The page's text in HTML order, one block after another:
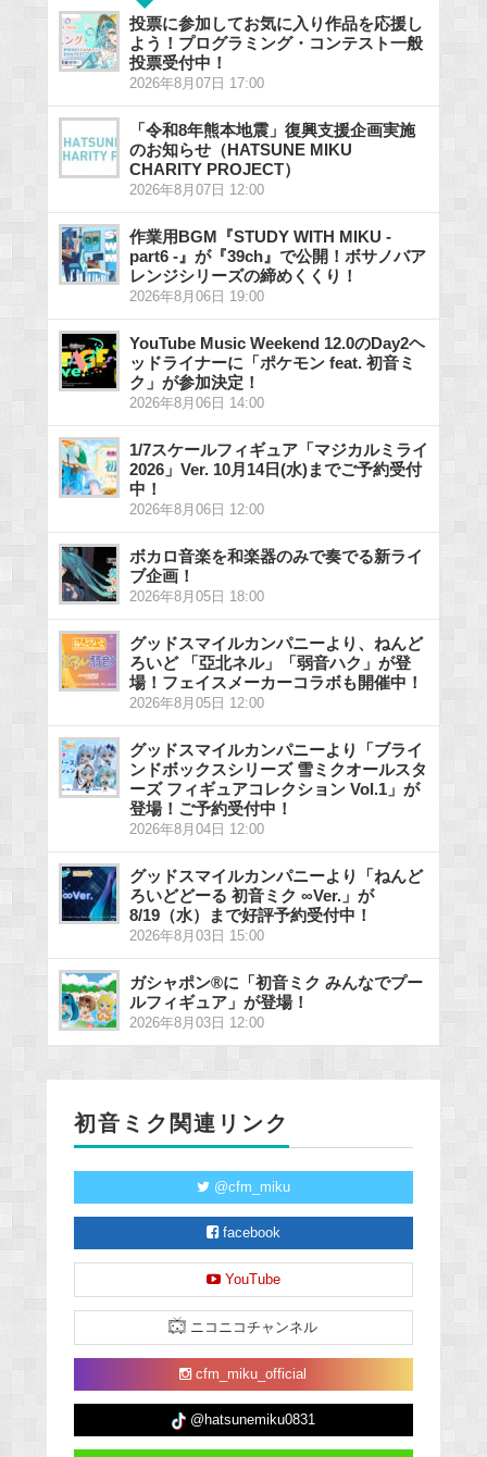
投票に参加してお気に入り作品を応援し
よう！プログラミング・コンテスト一般
投票受付中！
2026年8月07日 17:00
「令和8年熊本地震」復興支援企画実施
のお知らせ（HATSUNE MIKU
CHARITY PROJECT）
2026年8月07日 12:00
作業用BGM『STUDY WITH MIKU -
part6 -』が『39ch』で公開！ボサノバア
レンジシリーズの締めくくり！
2026年8月06日 19:00
YouTube Music Weekend 12.0のDay2ヘ
ッドライナーに「ポケモン feat. 初音ミ
ク」が参加決定！
2026年8月06日 14:00
1/7スケールフィギュア「マジカルミライ
2026」Ver. 10月14日(水)までご予約受付
中！
2026年8月06日 12:00
ボカロ音楽を和楽器のみで奏でる新ライ
ブ企画！
2026年8月05日 18:00
グッドスマイルカンパニーより、ねんど
ろいど 「亞北ネル」「弱音ハク」が登
場！フェイスメーカーコラボも開催中！
2026年8月05日 12:00
グッドスマイルカンパニーより「ブライ
ンドボックスシリーズ 雪ミクオールスタ
ーズ フィギュアコレクション Vol.1」が
登場！ご予約受付中！
2026年8月04日 12:00
グッドスマイルカンパニーより「ねんど
ろいどどーる 初音ミク ∞Ver.」が
8/19（水）まで好評予約受付中！
2026年8月03日 15:00
ガシャポン®に「初音ミク みんなでプー
ルフィギュア」が登場！
2026年8月03日 12:00
初音ミク関連リンク
@cfm_miku
facebook
YouTube
ニコニコチャンネル
cfm_miku_official
@hatsunemiku0831